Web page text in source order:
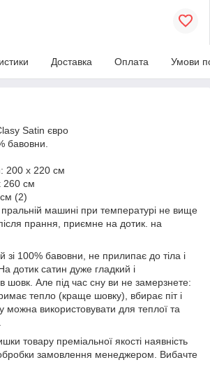
Доставка Оплата Умови
Satin євро
бавовни.
200 x 220 см
260 см
(2)
машині при температурі не вище
прання, приємне на дотик. на
зі 100% бавовни, не прилипає до тіла і
дотик сатин дуже гладкий і
шовк. Але під час сну ви не замерзнете:
тепло (краще шовку), вбирає піт і
можна використовувати для теплої та
товару преміальної якості наявність
замовлення менеджером. Вибачте